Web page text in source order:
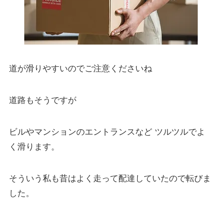
道が滑りやすいのでご注意くださいね
道路もそうですが
ビルやマンションのエントランスなど ツルツルでよ
く滑ります。
そういう私も昔はよく走って配達していたので転びま
した。